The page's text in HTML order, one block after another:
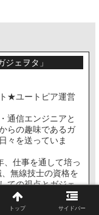
ェヲタ」
★ユートピア運営
通信エンジニアと
らの趣味であるガ
々を送っていま
、仕事を通して培っ
無線技士の資格を
ての視点とガジェ
観点から生活を豊
フハックの情報を
トップ サイドバー